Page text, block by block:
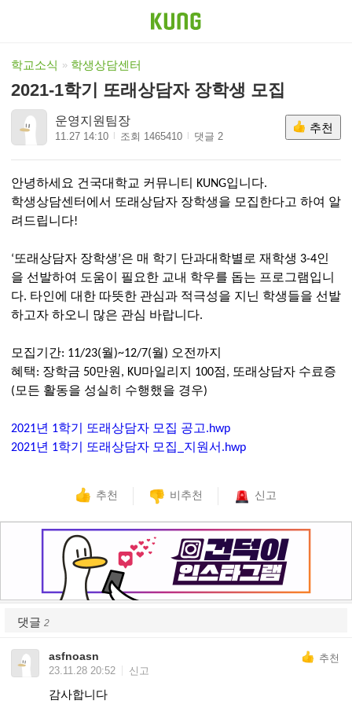
학교소식 학생상담센터
2021-1학기 또래상담자 장학생 모집
운영지원팀장
11.27 14:10 조회 1465410 댓글 2
추천
안녕하세요 건국대학교 커뮤니티 KUNG입니다.
학생상담센터에서 또래상담자 장학생을 모집한다고 하여 알
려드립니다!
‘또래상담자 장학생’은 매 학기 단과대학별로 재학생 3-4인
을 선발하여 도움이 필요한 교내 학우를 돕는 프로그램입니
다. 타인에 대한 따뜻한 관심과 적극성을 지닌 학생들을 선발
하고자 하오니 많은 관심 바랍니다.
모집기간: 11/23(월)~12/7(월) 오전까지
혜택: 장학금 50만원, KU마일리지 100점, 또래상담자 수료증
(모든 활동을 성실히 수행했을 경우)
2021년 1학기 또래상담자 모집 공고.hwp
2021년 1학기 또래상담자 모집_지원서.hwp
추천 비추천 신고
댓글 2
asfnoasn
추천
23.11.28 20:52
신고
감사합니다